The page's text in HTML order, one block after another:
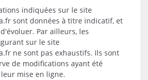
indiquées sur le site
sont données à titre indicatif, et
Par ailleurs, les
sur le site
ne sont pas exhaustifs. Ils sont
de modifications ayant été
mise en ligne.